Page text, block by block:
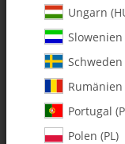
Ungarn
Slowenien
Schweden
Rumänien
Portugal
Polen (PL)